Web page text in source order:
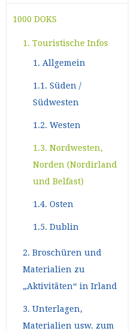
1000 DOKS
1. Touristische Infos
1. Allgemein
1.1. Süden /
Südwesten
1.2. Westen
1.3. Nordwesten,
Norden (Nordirland
und Belfast)
1.4. Osten
1.5. Dublin
2. Broschüren und
Materialien zu
„Aktivitäten“ in Irland
3. Unterlagen,
Materialien usw. zum